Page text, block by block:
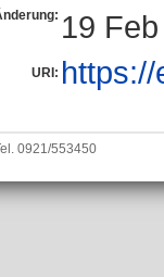
19
URI:
0921/553450